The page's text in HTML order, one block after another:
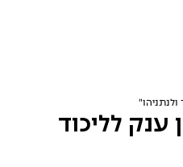
ולנתניהו"
ענק לליכוד